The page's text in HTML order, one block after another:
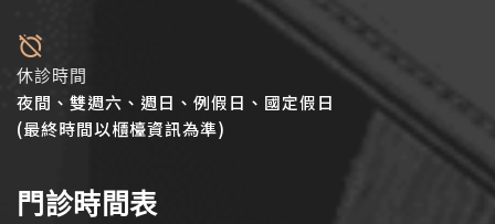
休診時間
夜間、雙週六、週日、例假日、國定假日
(最終時間以櫃檯資訊為準)
門診時間表